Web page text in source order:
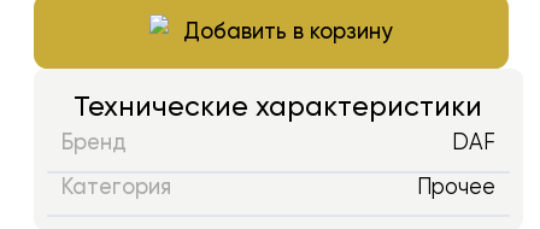
Добавить в корзину
Технические характеристики
Бренд DAF
Категория Прочее